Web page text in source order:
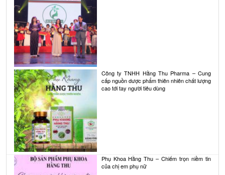
Công ty TNHH Hằng Thu Pharma – Cung
cấp nguồn dược phẩm thiên nhiên chất lượng
cao tới tay người tiêu dùng
Phụ Khoa Hằng Thu – Chiếm trọn niềm tin
của chị em phụ nữ